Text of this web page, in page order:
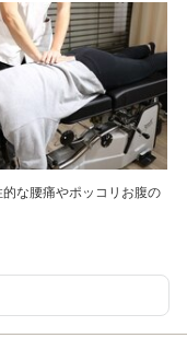
な腰痛やポッコリお腹の